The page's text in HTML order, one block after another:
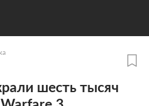
шесть тысяч